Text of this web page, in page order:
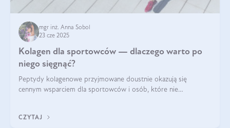
mgr inż. Anna Sobol
23 cze 2025
Kolagen dla sportowców — dlaczego warto po
niego sięgnąć?
Peptydy kolagenowe przyjmowane doustnie okazują się
cennym wsparciem dla sportowców i osób, które nie
CZYTAJ